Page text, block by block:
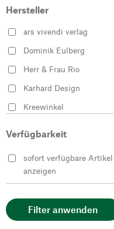
Hersteller
ars vivendi verlag
Dominik Eulberg
Herr & Frau Rio
Karhard Design
Kreewinkel
Quelle ＆ Meyer Verlag
School of Life
Verfügbarkeit
sofort verfügbare Artikel
anzeigen
Filter anwenden